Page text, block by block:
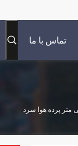
تماس با ما